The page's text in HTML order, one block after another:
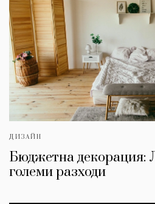
ДИЗАЙН
Бюджетна декорация:
големи разходи